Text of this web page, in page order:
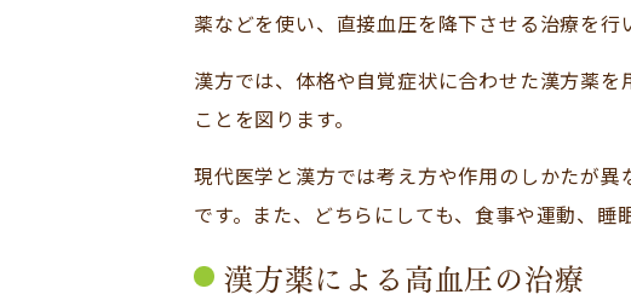
薬などを使い、直接血圧を降下させる治療を行
漢方では、体格や自覚症状に合わせた漢方薬
ことを図ります。
現代医学と漢方では考え方や作用のしかたが
です。また、どちらにしても、食事や運動、睡
漢方薬による高血圧の治療